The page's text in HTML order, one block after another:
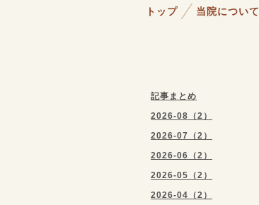
トップ 当院について
記事まとめ
2026-08（2）
2026-07（2）
2026-06（2）
2026-05（2）
2026-04（2）